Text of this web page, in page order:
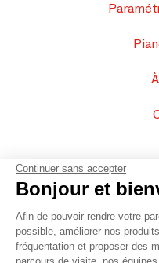
Continuer sans accepter
Bonjour et
Afin de pouvoir rendre votre
possible, améliorer nos
fréquentation et proposer des
parcours de visite, nos